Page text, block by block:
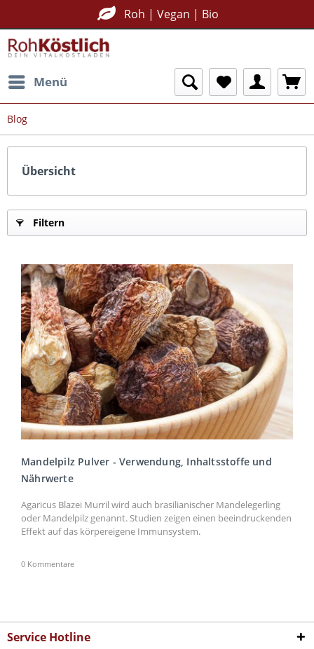
Roh | Vegan | Bio
Menü
Blog
Übersicht
Filtern
Mandelpilz Pulver - Verwendung, Inhaltsstoffe und
Nährwerte
Agaricus Blazei Murril wird auch brasilianischer Mandelegerling
oder Mandelpilz genannt. Studien zeigen einen beeindruckenden
Effekt auf das körpereigene Immunsystem.
0 Kommentare
Service Hotline